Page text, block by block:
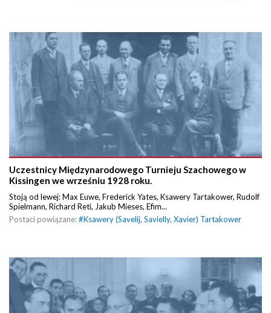
Uczestnicy Międzynarodowego Turnieju Szachowego w
Kissingen we wrześniu 1928 roku.
Stoją od lewej: Max Euwe, Frederick Yates, Ksawery Tartakower, Rudolf
Spielmann, Richard Reti, Jakub Mieses, Efim...
Postaci powiązane:#Ksawery (Savelij, Savielly, Xavier) Tartakower